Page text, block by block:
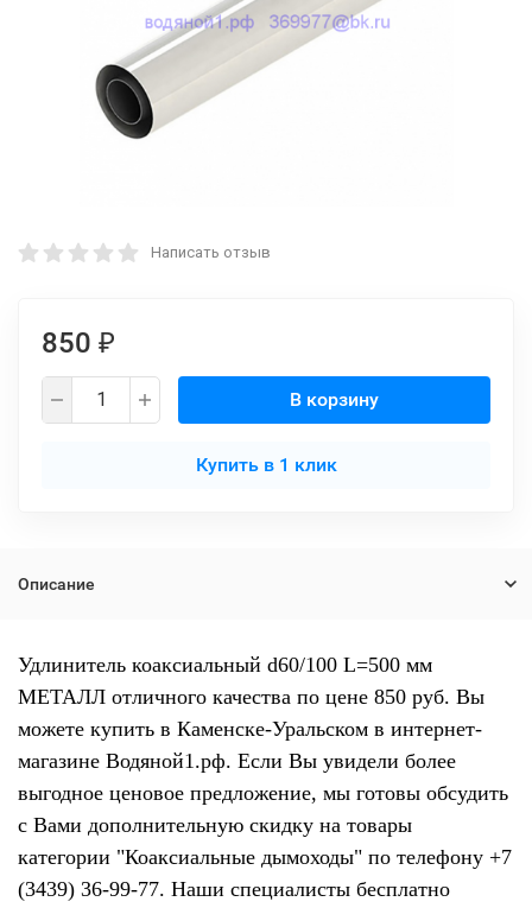
Написать отзыв
850 ₽
В корзину
Купить в 1 клик
Описание
Удлинитель коаксиальный d60/100 L=500 мм
МЕТАЛЛ отличного качества по цене 850 руб. Вы
можете купить в Каменске-Уральском в интернет-
магазине Водяной1.рф. Если Вы увидели более
выгодное ценовое предложение, мы готовы обсудить
с Вами дополнительную скидку на товары
категории "Коаксиальные дымоходы" по телефону +7
(3439) 36-99-77. Наши специалисты бесплатно